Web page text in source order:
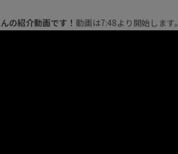
紹介動画です！ 動画は7:48より開始します。